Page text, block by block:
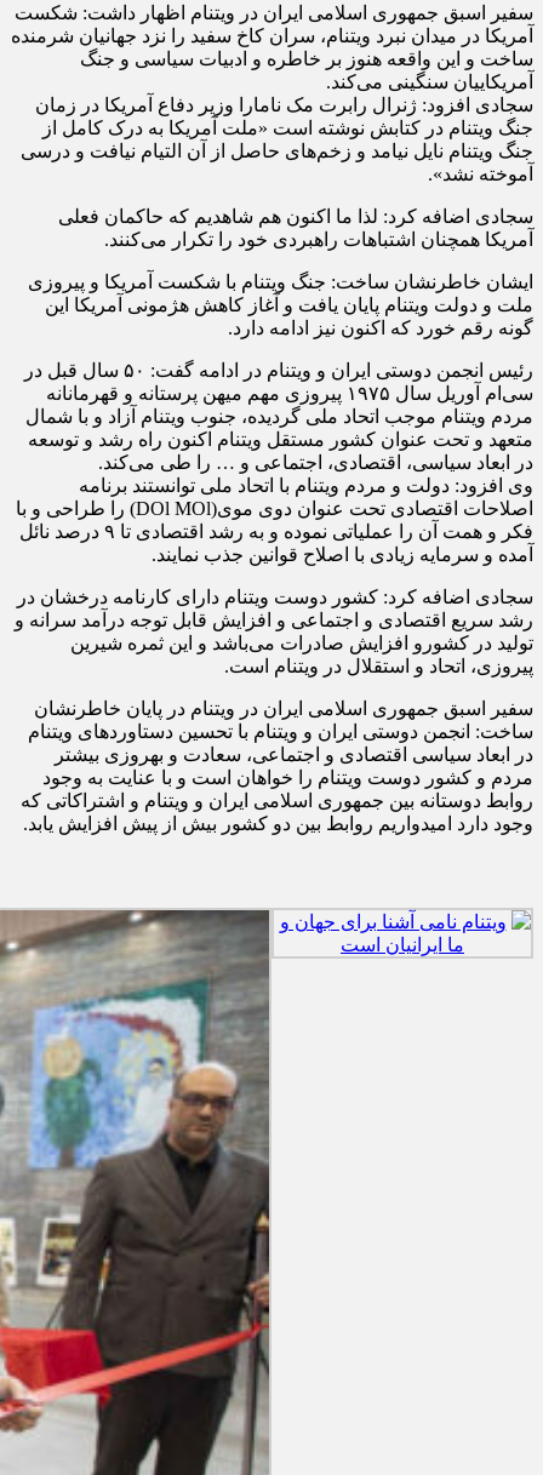
سفیر اسبق جمهوری اسلامی ایران در ویتنام اظهار داشت: شکست
آمریکا در میدان نبرد ویتنام، سران کاخ سفید را نزد جهانیان شرمنده
ساخت و این واقعه هنوز بر خاطره و ادبیات سیاسی و جنگ
آمریکاییان سنگینی می‌کند.
سجادی افزود: ژنرال رابرت مک نامارا وزیر دفاع آمریکا در زمان
جنگ ویتنام در کتابش نوشته است «ملت آمریکا به درک کامل از
جنگ ویتنام نایل نیامد و زخم‌های حاصل از آن التیام نیافت و درسی
آموخته نشد».
سجادی اضافه کرد: لذا ما اکنون هم شاهدیم که حاکمان فعلی
آمریکا همچنان اشتباهات راهبردی خود را تکرار می‌کنند.
ایشان خاطرنشان ساخت: جنگ ویتنام با شکست آمریکا و پیروزی
ملت و دولت ویتنام پایان یافت و آغاز کاهش هژمونی آمریکا این
گونه رقم خورد که اکنون نیز ادامه دارد.
رئیس انجمن دوستی ایران و ویتنام در ادامه گفت: ۵۰ سال قبل در
سی‌ام آوریل سال ۱۹۷۵ پیروزی مهم میهن پرستانه و قهرمانانه
مردم ویتنام موجب اتحاد ملی گردیده، جنوب ویتنام آزاد و با شمال
متعهد و تحت عنوان کشور مستقل ویتنام اکنون راه رشد و توسعه
در ابعاد سیاسی، اقتصادی، اجتماعی و … را طی می‌کند.
وی افزود: دولت و مردم ویتنام با اتحاد ملی توانستند برنامه
اصلاحات اقتصادی تحت عنوان دوی موی(DOl MOl) را طراحی و با
فکر و همت آن را عملیاتی نموده و به رشد اقتصادی تا ۹ درصد نائل
آمده و سرمایه زیادی با اصلاح قوانین جذب نمایند.
سجادی اضافه کرد: کشور دوست ویتنام دارای کارنامه درخشان در
رشد سریع اقتصادی و اجتماعی و افزایش قابل توجه درآمد سرانه و
تولید در کشورو افزایش صادرات می‌باشد و این ثمره شیرین
پیروزی، اتحاد و استقلال در ویتنام است.
سفیر اسبق جمهوری اسلامی ایران در ویتنام در پایان خاطرنشان
ساخت: انجمن دوستی ایران و ویتنام با تحسین دستاوردهای ویتنام
در ابعاد سیاسی اقتصادی و اجتماعی، سعادت و بهروزی بیشتر
مردم و کشور دوست ویتنام را خواهان است و با عنایت به وجود
روابط دوستانه بین جمهوری اسلامی ایران و ویتنام و اشتراکاتی که
وجود دارد امیدواریم روابط بین دو کشور بیش از پیش افزایش یابد.